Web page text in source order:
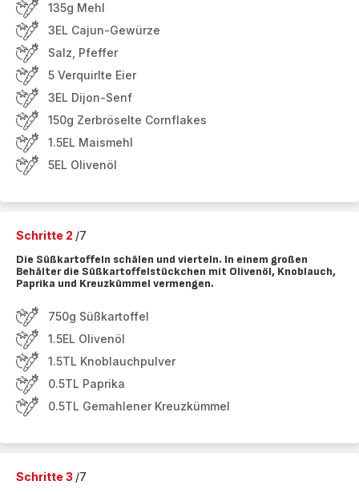
135g Mehl
3EL Cajun-Gewürze
Salz, Pfeffer
5 Verquirlte Eier
3EL Dijon-Senf
150g Zerbröselte Cornflakes
1.5EL Maismehl
5EL Olivenöl
Schritte 2 /7
Die Süßkartoffeln schälen und vierteln. In einem großen
Behälter die Süßkartoffelstückchen mit Olivenöl, Knoblauch,
Paprika und Kreuzkümmel vermengen.
750g Süßkartoffel
1.5EL Olivenöl
1.5TL Knoblauchpulver
0.5TL Paprika
0.5TL Gemahlener Kreuzkümmel
Schritte 3 /7